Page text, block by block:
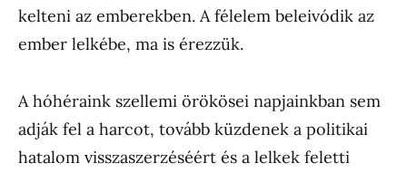
kelteni az emberekben. A félelem beleivódik az
ember lelkébe, ma is érezzük.
A hóhéraink szellemi örökösei napjainkban sem
adják fel a harcot, tovább küzdenek a politikai
hatalom visszaszerzéséért és a lelkek feletti